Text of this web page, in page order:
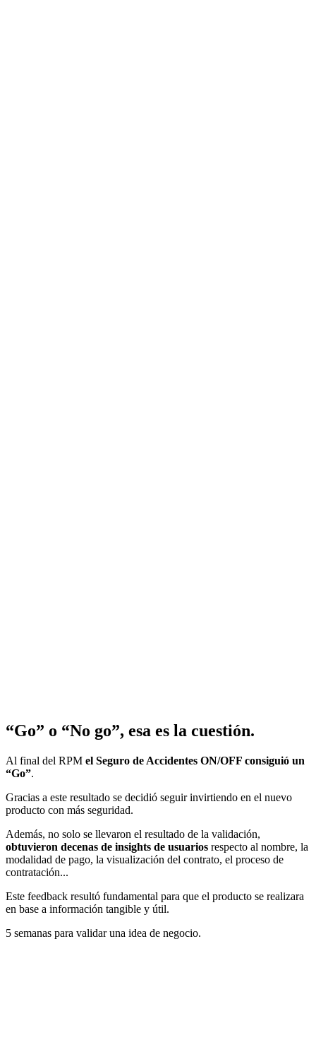
“Go” o “No go”, esa es la cuestión.
Al final del RPM el Seguro de Accidentes ON/OFF consiguió un
“Go”.
Gracias a este resultado se decidió seguir invirtiendo en el nuevo
producto con más seguridad.
Además, no solo se llevaron el resultado de la validación,
obtuvieron decenas de insights de usuarios respecto al nombre, la
modalidad de pago, la visualización del contrato, el proceso de
contratación...
Este feedback resultó fundamental para que el producto se realizara
en base a información tangible y útil.
5 semanas para validar una idea de negocio.